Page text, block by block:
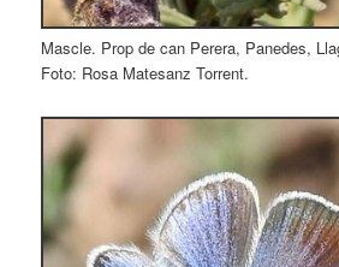
Mascle. Prop de can Perera, Panedes,
Foto: Rosa Matesanz Torrent.